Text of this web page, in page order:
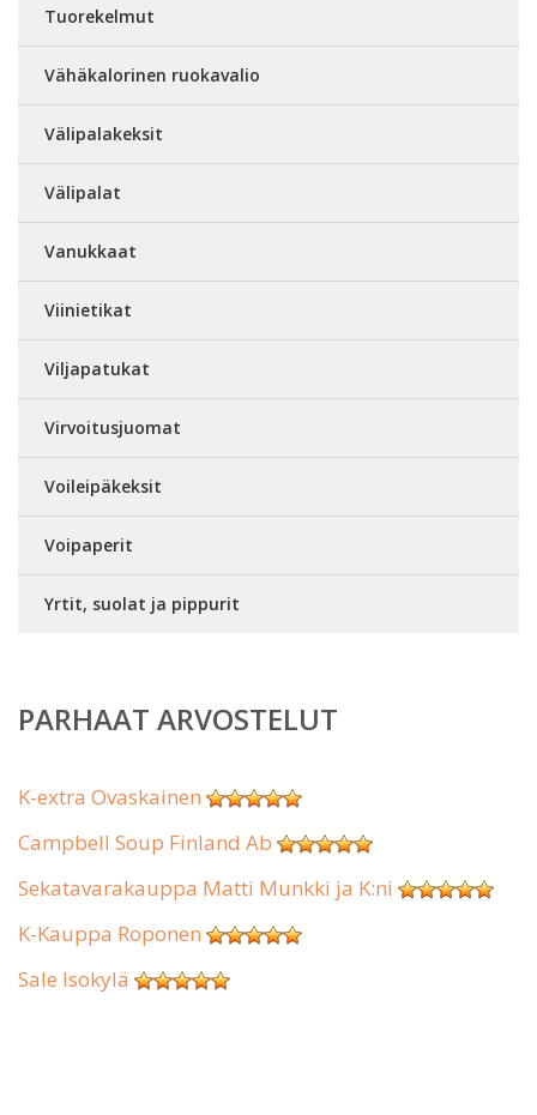
Tuorekelmut
Vähäkalorinen ruokavalio
Välipalakeksit
Välipalat
Vanukkaat
Viinietikat
Viljapatukat
Virvoitusjuomat
Voileipäkeksit
Voipaperit
Yrtit, suolat ja pippurit
PARHAAT ARVOSTELUT
K-extra Ovaskainen
Campbell Soup Finland Ab
Sekatavarakauppa Matti Munkki ja K:ni
K-Kauppa Roponen
Sale Isokylä